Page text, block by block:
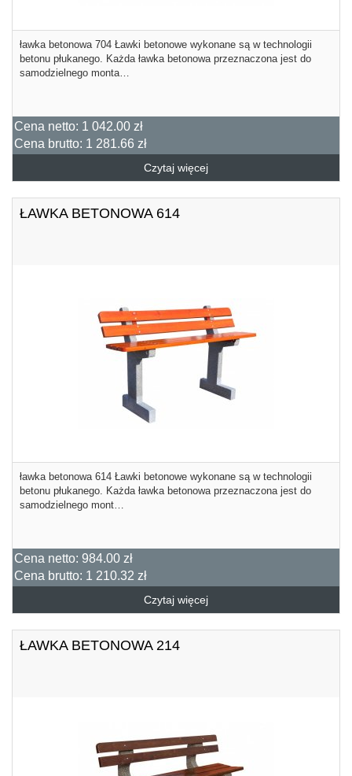
ławka betonowa 704 Ławki betonowe wykonane są w technologii
betonu płukanego. Każda ławka betonowa przeznaczona jest do
samodzielnego monta…
Cena netto: 1 042.00 zł
Cena brutto: 1 281.66 zł
Czytaj więcej
ŁAWKA BETONOWA 614
ławka betonowa 614 Ławki betonowe wykonane są w technologii
betonu płukanego. Każda ławka betonowa przeznaczona jest do
samodzielnego mont…
Cena netto: 984.00 zł
Cena brutto: 1 210.32 zł
Czytaj więcej
ŁAWKA BETONOWA 214